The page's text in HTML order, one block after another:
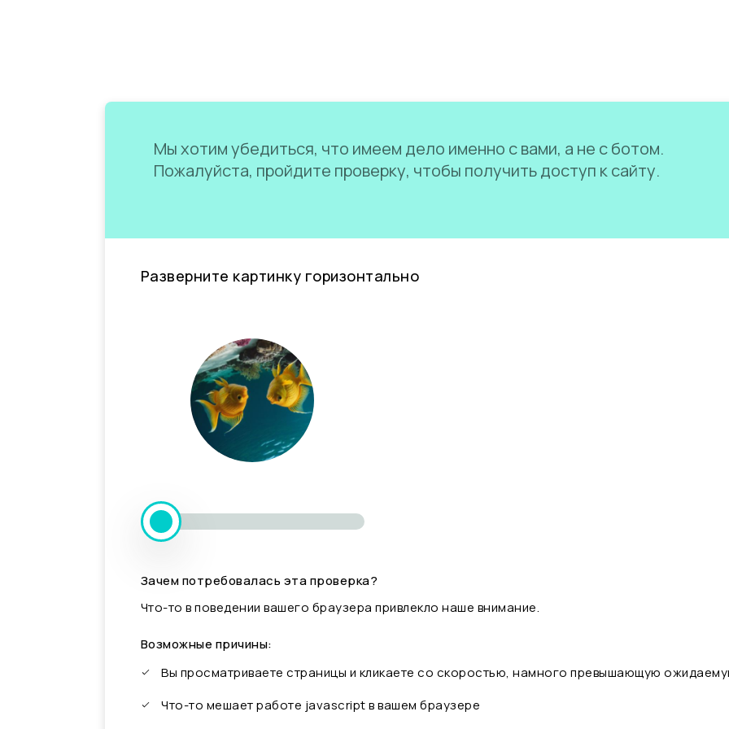
Мы хотим убедиться, что имеем дело именно с вами, а не с ботом.
Пожалуйста, пройдите проверку, чтобы получить доступ к сайту.
Разверните картинку горизонтально
Зачем потребовалась эта проверка?
Что-то в поведении вашего браузера привлекло наше внимание.
Возможные причины:
Вы просматриваете страницы и кликаете со скоростью, намного превышающую
Что-то мешает работе javascript в вашем браузере